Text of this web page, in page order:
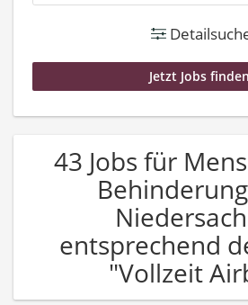
43 Jobs für
entsprechend
"Vollzeit